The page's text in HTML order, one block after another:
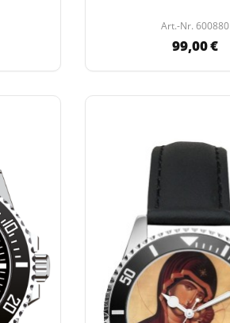
Art.-Nr. 600880
99,00 €